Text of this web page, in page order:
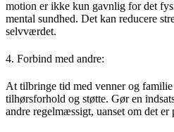
motion er ikke kun gavnlig for det
mental sundhed. Det kan reducere
selvværdet.
4. Forbind med andre:
At tilbringe tid med venner og
tilhørsforhold og støtte. Gør en
andre regelmæssigt, uanset om det